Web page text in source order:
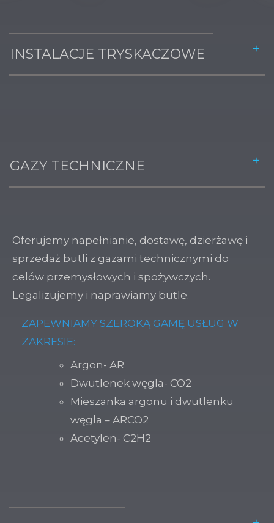
INSTALACJE TRYSKACZOWE
GAZY TECHNICZNE
Oferujemy napełnianie, dostawę, dzierżawę i
sprzedaż butli z gazami technicznymi do
celów przemysłowych i spożywczych.
Legalizujemy i naprawiamy butle.
ZAPEWNIAMY SZEROKĄ GAMĘ USŁUG W
ZAKRESIE:
Argon- AR
Dwutlenek węgla- CO2
Mieszanka argonu i dwutlenku
węgla – ARCO2
Acetylen- C2H2